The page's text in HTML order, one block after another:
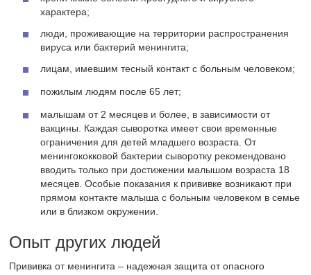
характера;
люди, проживающие на территории распространения
вируса или бактерий менингита;
лицам, имевшим тесный контакт с больным человеком;
пожилым людям после 65 лет;
малышам от 2 месяцев и более, в зависимости от
вакцины. Каждая сыворотка имеет свои временные
ограничения для детей младшего возраста. От
менингококковой бактерии сыворотку рекомендовано
вводить только при достижении малышом возраста 18
месяцев. Особые показания к прививке возникают при
прямом контакте малыша с больным человеком в семье
или в близком окружении.
Опыт других людей
Прививка от менингита – надежная защита от опасного